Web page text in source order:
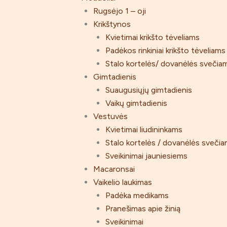
Rugsėjo 1 – oji
Krikštynos
Kvietimai krikšto tėveliams
Padėkos rinkiniai krikšto tėveliams
Stalo kortelės/ dovanėlės
Gimtadienis
Suaugusiųjų gimtadienis
Vaikų gimtadienis
Vestuvės
Kvietimai liudininkams
Stalo kortelės / dovanėlės
Sveikinimai jauniesiems
Macaronsai
Vaikelio laukimas
Padėka medikams
Pranešimas apie žinią
Sveikinimai